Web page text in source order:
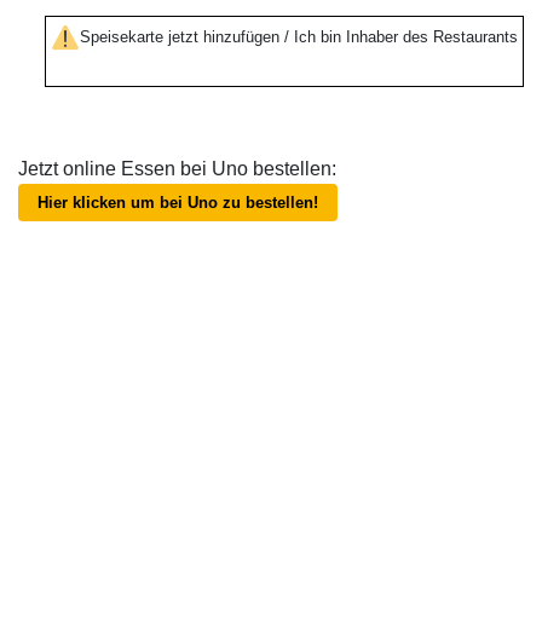
Speisekarte jetzt hinzufügen / Ich bin Inhaber des Restaurants
Jetzt online Essen bei Uno bestellen:
Hier klicken um bei Uno zu bestellen!